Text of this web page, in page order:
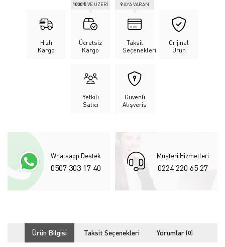
Hızlı
Kargo
Ücretsiz
Kargo
1000 ₺VE ÜZERİ
Taksit
Seçenekleri
9AYA VARAN
Orijinal
Ürün
Yetkili
Satıcı
Güvenli
Alışveriş
Whatsapp Destek
0507 303 17 40
Müşteri Hizmetleri
0224 220 65 27
Ürün Bilgisi Taksit Seçenekleri Yorumlar (0)